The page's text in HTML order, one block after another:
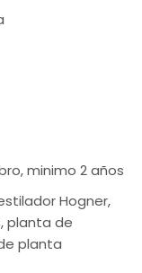
minimo 2 años
Hogner,
planta de
planta